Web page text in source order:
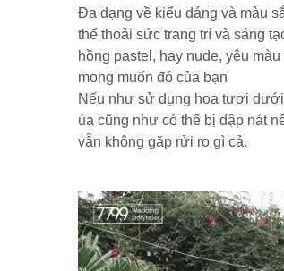
Đa dạng về kiểu dáng và màu
thể thoải sức trang trí và sáng
hồng pastel, hay nude, yêu
mong muốn đó của bạn
Nếu như sử dụng hoa tươi
úa cũng như có thể bị dập nát
vẫn không gặp rửi ro gì cả.